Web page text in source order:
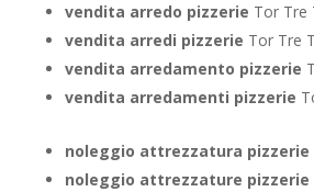
vendita arredo pizzerie Tor Tre
vendita arredi pizzerie Tor Tre
vendita arredamento pizzerie
vendita arredamenti pizzerie
noleggio attrezzatura pizzerie
noleggio attrezzature pizzerie